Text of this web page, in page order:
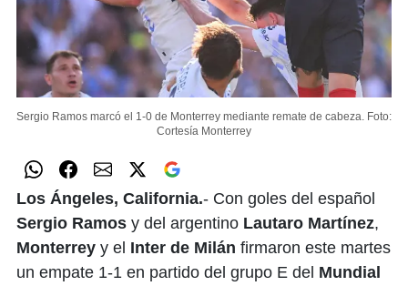
Sergio Ramos marcó el 1-0 de Monterrey mediante remate de cabeza. Foto:
Cortesía Monterrey
Los Ángeles, California.- Con goles del español
Sergio Ramos y del argentino Lautaro Martínez,
Monterrey y el Inter de Milán firmaron este martes
un empate 1-1 en partido del grupo E del Mundial